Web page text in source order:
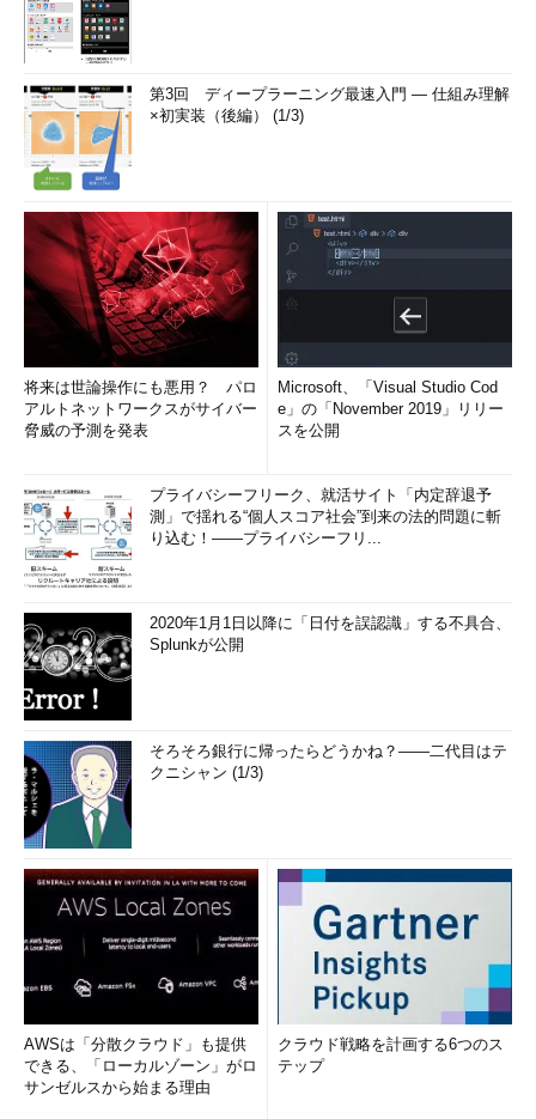
第3回 ディープラーニング最速入門 ― 仕組み理解
×初実装（後編） (1/3)
将来は世論操作にも悪用？ パロ
アルトネットワークスがサイバー
脅威の予測を発表
Microsoft、「Visual Studio Cod
e」の「November 2019」リリー
スを公開
プライバシーフリーク、就活サイト「内定辞退予
測」で揺れる“個人スコア社会”到来の法的問題に斬
り込む！――プライバシーフリ...
2020年1月1日以降に「日付を誤認識」する不具合、
Splunkが公開
そろそろ銀行に帰ったらどうかね？――二代目はテ
クニシャン (1/3)
AWSは「分散クラウド」も提供
できる、「ローカルゾーン」がロ
サンゼルスから始まる理由
クラウド戦略を計画する6つのス
テップ